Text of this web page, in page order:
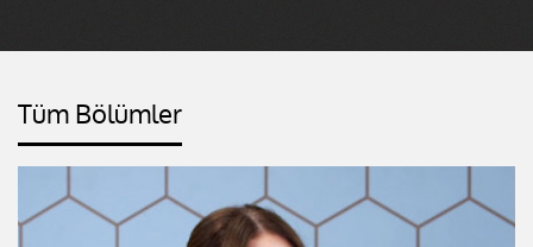
Tüm Bölümler